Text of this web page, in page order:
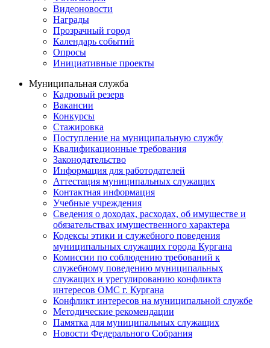
Видеоновости
Награды
Прозрачный город
Календарь событий
Опросы
Инициативные проекты
Муниципальная служба
Кадровый резерв
Вакансии
Конкурсы
Стажировка
Поступление на муниципальную службу
Квалификационные требования
Законодательство
Информация для работодателей
Аттестация муниципальных служащих
Контактная информация
Учебные учреждения
Сведения о доходах, расходах, об имуществе и
обязательствах имущественного характера
Кодексы этики и служебного поведения
муниципальных служащих города Кургана
Комиссии по соблюдению требований к
служебному поведению муниципальных
служащих и урегулированию конфликта
интересов ОМС г. Кургана
Конфликт интересов на муниципальной службе
Методические рекомендации
Памятка для муниципальных служащих
Новости Федерального Cобрания